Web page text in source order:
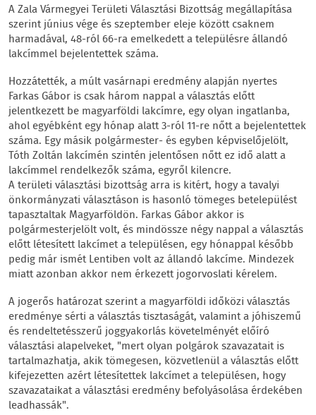
A Zala Vármegyei Területi Választási Bizottság megállapítása
szerint június vége és szeptember eleje között csaknem
harmadával, 48-ról 66-ra emelkedett a településre állandó
lakcímmel bejelentettek száma.
Hozzátették, a múlt vasárnapi eredmény alapján nyertes
Farkas Gábor is csak három nappal a választás előtt
jelentkezett be magyarföldi lakcímre, egy olyan ingatlanba,
ahol egyébként egy hónap alatt 3-ról 11-re nőtt a bejelentettek
száma. Egy másik polgármester- és egyben képviselőjelölt,
Tóth Zoltán lakcímén szintén jelentősen nőtt ez idő alatt a
lakcímmel rendelkezők száma, egyről kilencre.
A területi választási bizottság arra is kitért, hogy a tavalyi
önkormányzati választáson is hasonló tömeges betelepülést
tapasztaltak Magyarföldön. Farkas Gábor akkor is
polgármesterjelölt volt, és mindössze négy nappal a választás
előtt létesített lakcímet a településen, egy hónappal később
pedig már ismét Lentiben volt az állandó lakcíme. Mindezek
miatt azonban akkor nem érkezett jogorvoslati kérelem.
A jogerős határozat szerint a magyarföldi időközi választás
eredménye sérti a választás tisztaságát, valamint a jóhiszemű
és rendeltetésszerű joggyakorlás követelményét előíró
választási alapelveket, "mert olyan polgárok szavazatait is
tartalmazhatja, akik tömegesen, közvetlenül a választás előtt
kifejezetten azért létesítettek lakcímet a településen, hogy
szavazataikat a választási eredmény befolyásolása érdekében
leadhassák".